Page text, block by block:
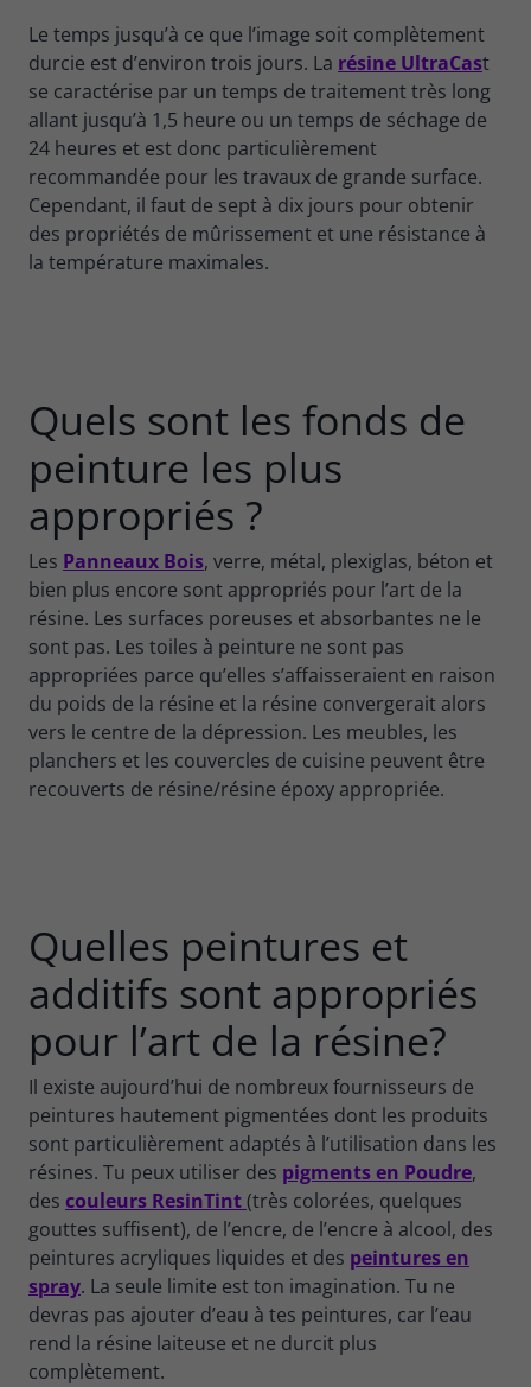
Le temps jusqu’à ce que l’image soit complètement
durcie est d’environ trois jours. La résine UltraCast
se caractérise par un temps de traitement très long
allant jusqu’à 1,5 heure ou un temps de séchage de
24 heures et est donc particulièrement
recommandée pour les travaux de grande surface.
Cependant, il faut de sept à dix jours pour obtenir
des propriétés de mûrissement et une résistance à
la température maximales.
Quels sont les fonds de
peinture les plus
appropriés ?
Les Panneaux Bois, verre, métal, plexiglas, béton et
bien plus encore sont appropriés pour l’art de la
résine. Les surfaces poreuses et absorbantes ne le
sont pas. Les toiles à peinture ne sont pas
appropriées parce qu’elles s’affaisseraient en raison
du poids de la résine et la résine convergerait alors
vers le centre de la dépression. Les meubles, les
planchers et les couvercles de cuisine peuvent être
recouverts de résine/résine époxy appropriée.
Quelles peintures et
additifs sont appropriés
pour l’art de la résine?
Il existe aujourd’hui de nombreux fournisseurs de
peintures hautement pigmentées dont les produits
sont particulièrement adaptés à l’utilisation dans les
résines. Tu peux utiliser des pigments en Poudre,
des couleurs ResinTint(très colorées, quelques
gouttes suffisent), de l’encre, de l’encre à alcool, des
peintures acryliques liquides et des peintures en
spray. La seule limite est ton imagination. Tu ne
devras pas ajouter d’eau à tes peintures, car l’eau
rend la résine laiteuse et ne durcit plus
complètement.